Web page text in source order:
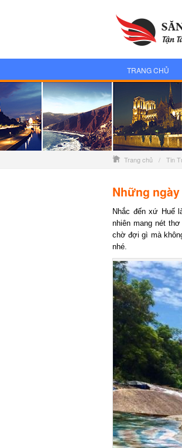
TRANG CHỦ
Trang chủ / Tin
Những ngày
Nhắc đến xứ Huế
nhiên mang nét
chờ đợi gì mà
nhé.